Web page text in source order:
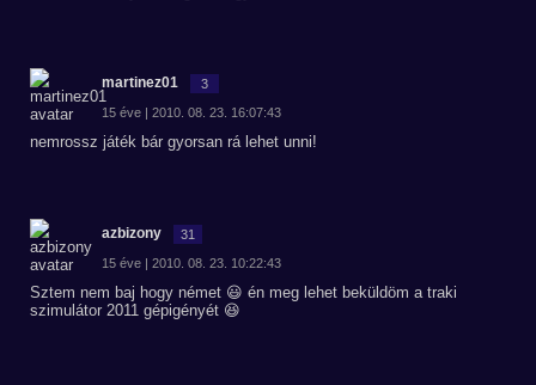
martinez01 3
15 éve | 2010. 08. 23. 16:07:43
nemrossz játék bár gyorsan rá lehet unni!
azbizony 31
15 éve | 2010. 08. 23. 10:22:43
Sztem nem baj hogy német 😃 én meg lehet beküldöm a traki
szimulátor 2011 gépigényét 😆